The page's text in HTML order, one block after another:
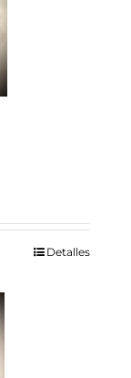
Detalles